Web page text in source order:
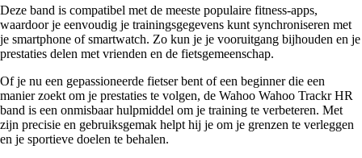
Deze band is compatibel met de meeste populaire fitness-apps,
waardoor je eenvoudig je trainingsgegevens kunt synchroniseren met
je smartphone of smartwatch. Zo kun je je vooruitgang bijhouden en je
prestaties delen met vrienden en de fietsgemeenschap.
Of je nu een gepassioneerde fietser bent of een beginner die een
manier zoekt om je prestaties te volgen, de Wahoo Wahoo Trackr HR
band is een onmisbaar hulpmiddel om je training te verbeteren. Met
zijn precisie en gebruiksgemak helpt hij je om je grenzen te verleggen
en je sportieve doelen te behalen.